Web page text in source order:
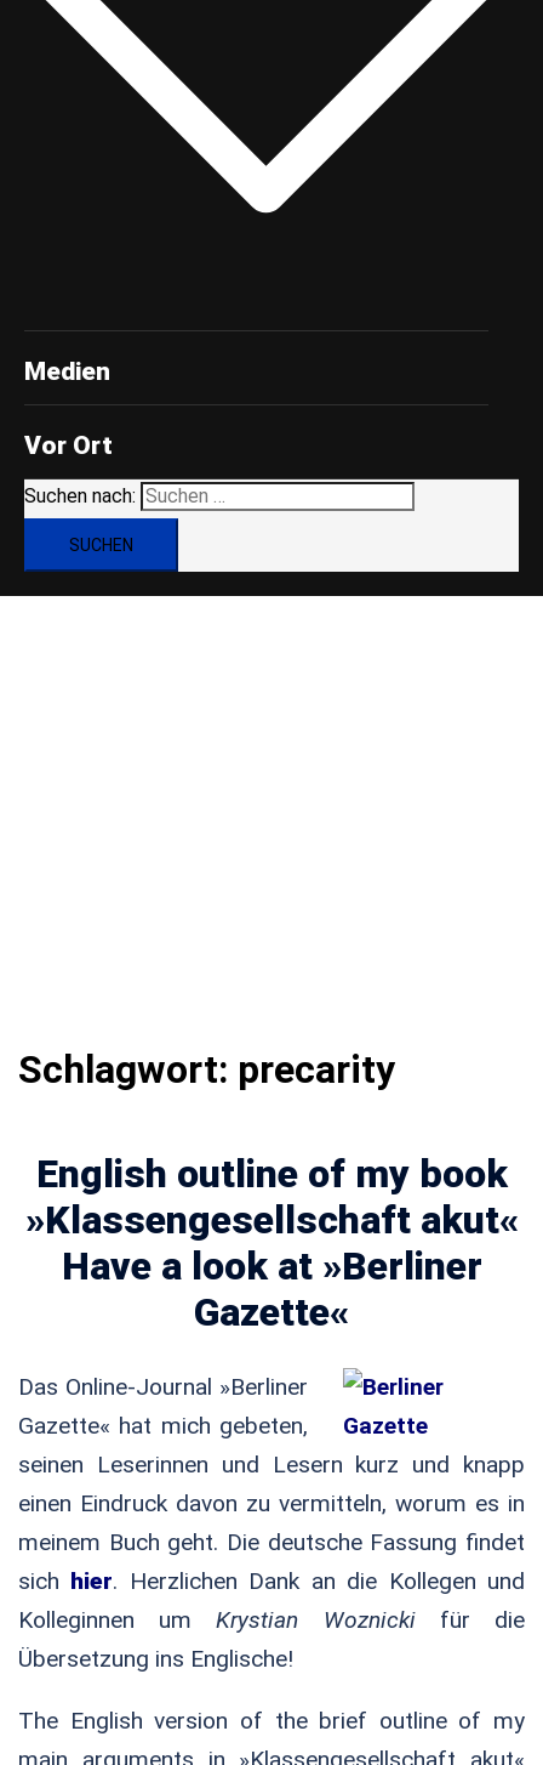
Medien
Vor Ort
Suchen nach:
Schlagwort: precarity
English outline of my book
»Klassengesellschaft akut«
Have a look at »Berliner
Gazette«
Das Online-Journal »Berliner
Gazette« hat mich gebeten,
seinen Leserinnen und Lesern kurz und knapp
einen Eindruck davon zu vermitteln, worum es in
meinem Buch geht. Die deutsche Fassung findet
sich hier. Herzlichen Dank an die Kollegen und
Kolleginnen um
Krystian Woznicki
für die
Übersetzung ins Englische!
The English version of the brief outline of my
main arguments in »Klassengesellschaft akut«